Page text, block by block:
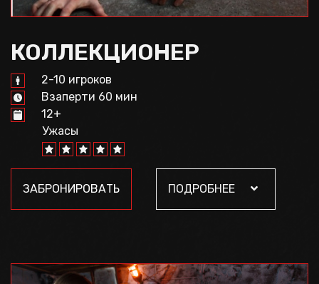
КОЛЛЕКЦИОНЕР
2-10 игроков
Взаперти 60 мин
12+
Ужасы
ЗАБРОНИРОВАТЬ ПОДРОБНЕЕ